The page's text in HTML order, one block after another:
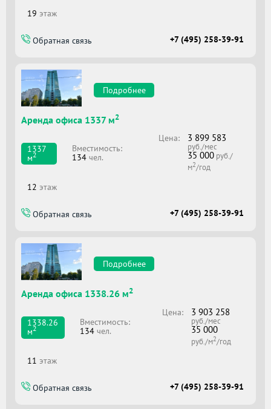
19 этаж
Обратная связь +7 (495) 258-39-91
Подробнее
Аренда офиса 1337 м2
1337
м2
Вместимоcть:
134 чел.
Цена: 3 899 583
руб./мес
35 000руб./
м2/год
12 этаж
Обратная связь +7 (495) 258-39-91
Подробнее
Аренда офиса 1338.26 м2
1338.26
м2
Вместимоcть:
134чел.
Цена: 3 903 258
руб./мес
35 000
руб./м2/год
11 этаж
Обратная связь +7 (495) 258-39-91